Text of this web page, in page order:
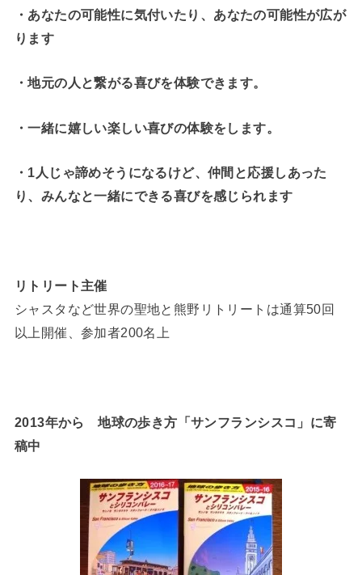
・ あなたの可能性に気付いたり、あなたの可能性が広が
ります
・地元の人と繋がる喜びを体験できます。
・一緒に嬉しい楽しい喜びの体験をします。
・1人じゃ諦めそうになるけど、仲間と応援しあった
り、みんなと一緒にできる喜びを感じられます
リトリート主催
シャスタなど世界の聖地と熊野リトリートは通算50回
以上開催、参加者200名上
2013年から 地球の歩き方「サンフランシスコ」に寄
稿中